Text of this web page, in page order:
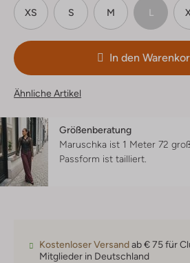
XS S M L
In den
Ähnliche Artikel
Größenberatung
Maruschka ist 1 Meter 72
Passform ist tailliert
Kostenloser Versandab € 75 für
Mitglieder in Deutschland